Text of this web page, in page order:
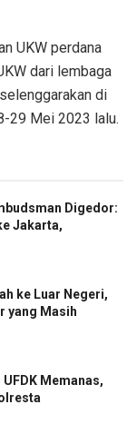
UKW perdana
dari lembaga
di
29 Mei 2023 lalu.
Digedor:
Jakarta,
ke Luar Negeri,
yang Masih
Memanas,